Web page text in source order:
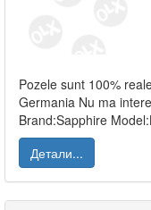
Pozele sunt 100%
Germania Nu ma
Brand:Sapphire Model:
Детали...